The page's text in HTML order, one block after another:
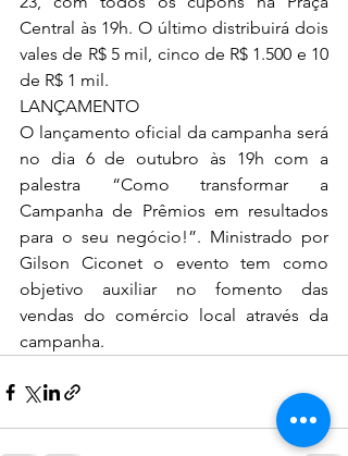
Central às 19h. O último distribuirá dois
vales de R$ 5 mil, cinco de R$ 1.500 e 10
de R$ 1 mil.
LANÇAMENTO
O lançamento oficial da campanha será
no dia 6 de outubro às 19h com a
palestra “Como transformar a
Campanha de Prêmios em resultados
para o seu negócio!”. Ministrado por
Gilson Ciconet o evento tem como
objetivo auxiliar no fomento das
vendas do comércio local através da
campanha.